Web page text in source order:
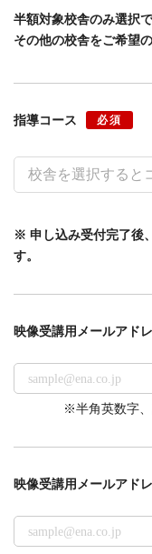
半額対象校舎のみ選択
その他の校舎をご希望
指導コース 必須
※ 申し込み受付完了後
す。
映像受講用 メールアド
※半角英数字
映像受講用 メールアド